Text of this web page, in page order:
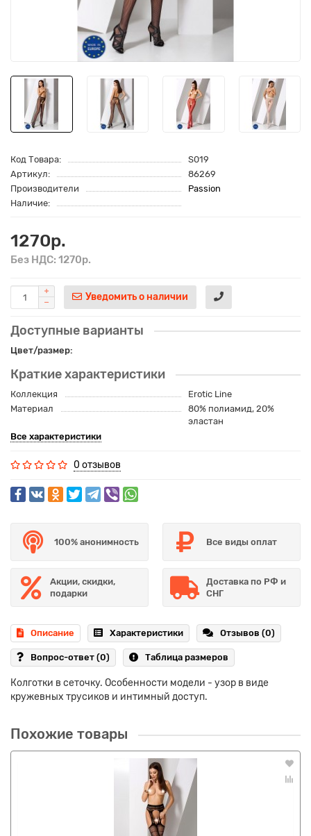
Код Товара:
S019
Артикул:
86269
Производители
Passion
Наличие:
1270р.
Без НДС: 1270р.
Уведомить о наличии
Доступные варианты
Цвет/размер:
Краткие характеристики
Коллекция
Erotic Line
Материал
80% полиамид, 20%
эластан
Все характеристики
0 отзывов
100% анонимность Все виды оплат
Акции, скидки,
подарки
Доставка по РФ и
СНГ
Описание Характеристики Отзывов (0)
Вопрос-ответ (0) Таблица размеров
Колготки в сеточку. Особенности модели - узор в виде
кружевных трусиков и интимный доступ.
Похожие товары